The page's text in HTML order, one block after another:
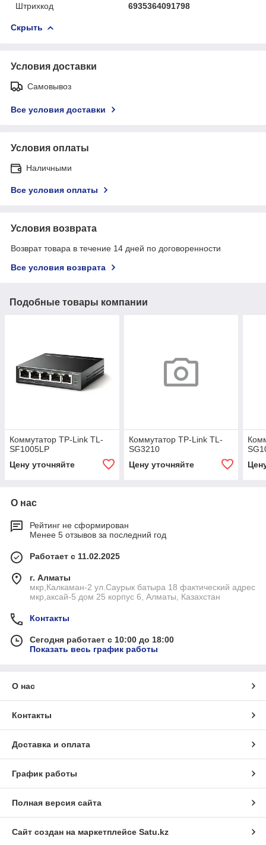
Штрихкод
6935364091798
Скрыть
Условия доставки
Самовывоз
Все условия доставки
Условия оплаты
Наличными
Все условия оплаты
Условия возврата
Возврат товара в течение 14 дней по договоренности
Все условия возврата
Подобные товары компании
Коммутатор TP-Link TL-
SF1005LP
Цену уточняйте
Коммутатор TP-Link TL-
SG3210
Цену уточняйте
О нас
Рейтинг не сформирован
Менее 5 отзывов за последний год
Работает с 11.02.2025
г. Алматы
мкр,Калкаман-2 ул.Саурык батыра 18 фактический адрес
мкр,аксай-5 дом 25 корпус 6, Алматы, Казахстан
Контакты
Сегодня работает с 10:00 до 18:00
Показать весь график работы
О нас
Контакты
Доставка и оплата
График работы
Полная версия сайта
Сайт создан на маркетплейсе Satu.kz